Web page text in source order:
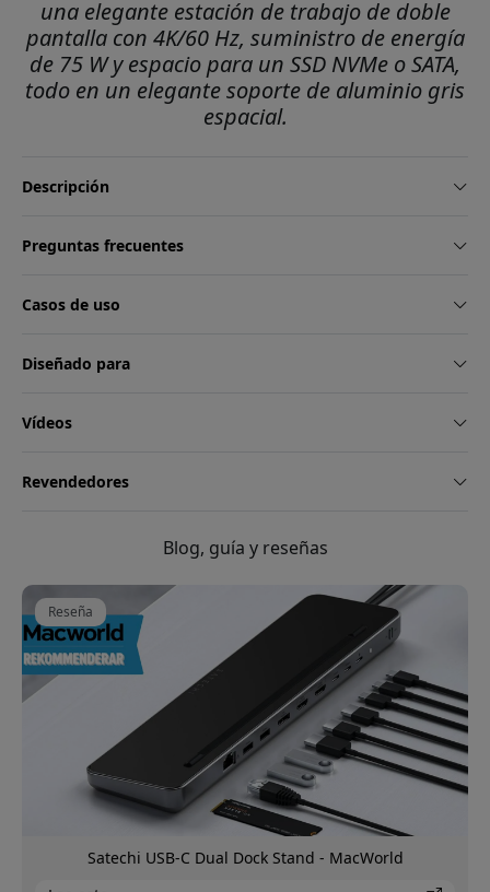
una elegante estación de trabajo de doble
pantalla con 4K/60 Hz, suministro de energía
de 75 W y espacio para un SSD NVMe o SATA,
todo en un elegante soporte de aluminio gris
espacial.
Descripción
Preguntas frecuentes
Casos de uso
Diseñado para
Vídeos
Revendedores
Blog, guía y reseñas
Reseña
Satechi USB-C Dual Dock Stand - MacWorld